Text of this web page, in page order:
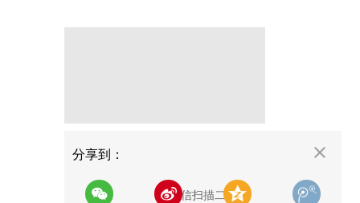
分享到：
用微信扫描二维码